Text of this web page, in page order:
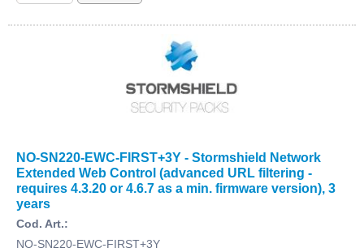
NO-SN220-EWC-FIRST+3Y - Stormshield Network
Extended Web Control (advanced URL filtering -
requires 4.3.20 or 4.6.7 as a min. firmware version), 3
years
Cod. Art.:
NO-SN220-EWC-FIRST+3Y